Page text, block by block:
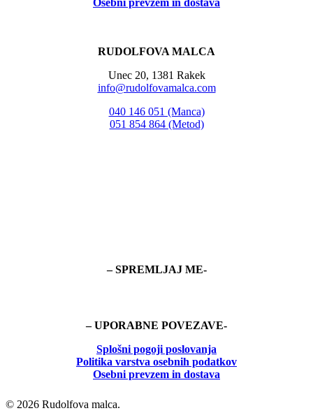
RUDOLFOVA MALCA
Unec 20, 1381 Rakek
info@rudolfovamalca.com
040 146 051 (Manca)
051 854 864 (Metod)
– SPREMLJAJ ME-
– UPORABNE POVEZAVE-
Splošni pogoji poslovanja
Politika varstva osebnih podatkov
Osebni prevzem in dostava
© 2026 Rudolfova malca.